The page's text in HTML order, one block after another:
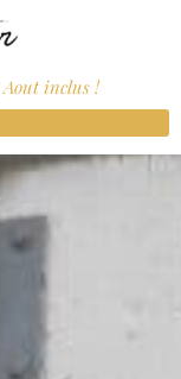
Aout inclus !